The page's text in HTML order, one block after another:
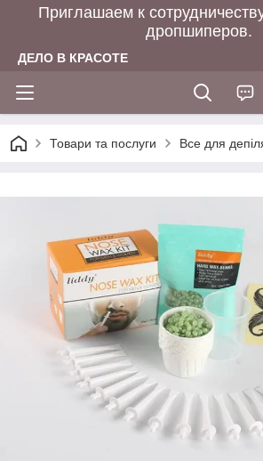
Приглашаем к
дропшиперов.
ДЕЛО В КРАСОТЕ
Товари та послуги Все для